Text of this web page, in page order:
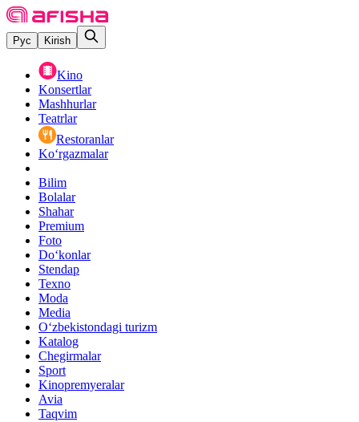
Рус Kirish
Kino
Konsertlar
Mashhurlar
Teatrlar
Restoranlar
Ko‘rgazmalar
Bilim
Bolalar
Shahar
Premium
Foto
Do‘konlar
Stendap
Texno
Moda
Media
O‘zbekistondagi turizm
Katalog
Chegirmalar
Sport
Kinopremyeralar
Avia
Taqvim